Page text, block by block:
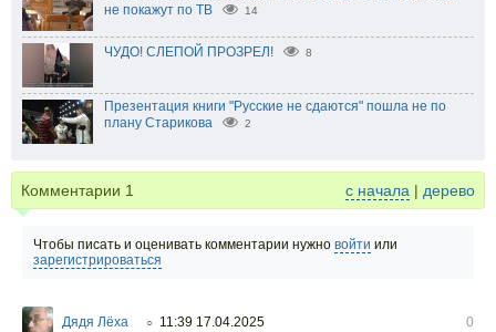
не покажут по ТВ
14
ЧУДО! СЛЕПОЙ ПРОЗРЕЛ! 8
Презентация книги "Русские не сдаются" пошла не по
плану Старикова
2
Комментарии 1 с начала | дерево
Чтобы писать и оценивать комментарии нужно войти или
зарегистрироваться
Дядя Лёха ○ 11:39 17.04.2025
0